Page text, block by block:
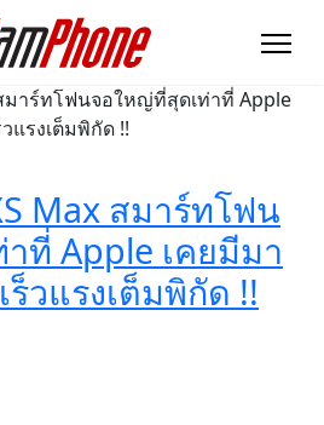
Max สมาร์ทโฟน
ที่ Apple เคยมีมา
วแรงเต็มพิกัด !!